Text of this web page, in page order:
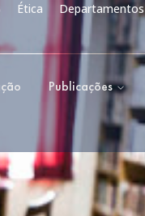
Ética Departamentos
Publicações